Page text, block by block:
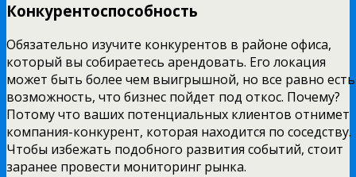
Конкурентоспособность
Обязательно изучите конкурентов в районе офиса,
который вы собираетесь арендовать. Его локация
может быть более чем выигрышной, но все равно есть
возможность, что бизнес пойдет под откос. Почему?
Потому что ваших потенциальных клиентов отнимет
компания-конкурент, которая находится по соседству.
Чтобы избежать подобного развития событий, стоит
заранее провести мониторинг рынка.